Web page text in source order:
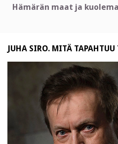
selaus
Hämärän maat ja
JUHA SIRO. MITÄ TAPAHTUU